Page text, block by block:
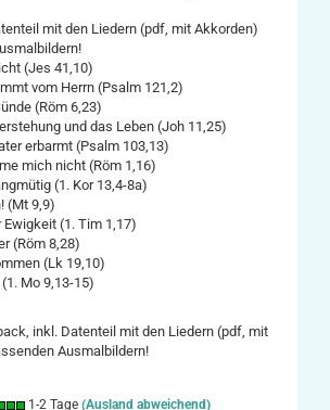
mit den Liedern (pdf, mit Akkorden)
(Jes 41,10)
vom Herrn (Psalm 121,2)
(Röm 6,23)
und das Leben (Joh 11,25)
erbarmt (Psalm 103,13)
mich nicht (Röm 1,16)
(1. Kor 13,4-8a)
(Mt 9,9)
Ewigkeit (1. Tim 1,17)
(Röm 8,28)
(Lk 19,10)
Mo 9,13-15)
inkl. Datenteil mit den Liedern (pdf, mit
Ausmalbildern!
1-2 Tage (Ausland abweichend)